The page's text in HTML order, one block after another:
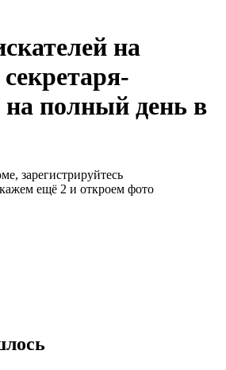
на
полный день в
зарегистрируйтесь
ещё 2 и откроем фото